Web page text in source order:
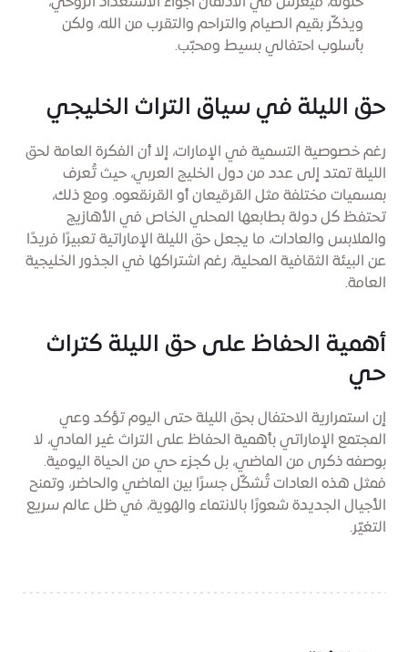
ويذكّر بقيم الصيام والتراحم والتقرب من الله، ولكن
بأسلوب احتفالي بسيط ومحبّب.
حق الليلة في سياق التراث الخليجي
رغم خصوصية التسمية في الإمارات، إلا أن الفكرة العامة لحق
الليلة تمتد إلى عدد من دول الخليج العربي، حيث تُعرف
بمسميات مختلفة مثل القرقيعان أو القرنقعوه. ومع ذلك،
تحتفظ كل دولة بطابعها المحلي الخاص في الأهازيج
والملابس والعادات، ما يجعل حق الليلة الإماراتية تعبيرًا فريدًا
عن البيئة الثقافية المحلية، رغم اشتراكها في الجذور الخليجية
العامة.
أهمية الحفاظ على حق الليلة كتراث
حي
إن استمرارية الاحتفال بحق الليلة حتى اليوم تؤكد وعي
المجتمع الإماراتي بأهمية الحفاظ على التراث غير المادي، لا
بوصفه ذكرى من الماضي، بل كجزء حي من الحياة اليومية.
فمثل هذه العادات تُشكّل جسرًا بين الماضي والحاضر، وتمنح
الأجيال الجديدة شعورًا بالانتماء والهوية، في ظل عالم سريع
التغيّر.